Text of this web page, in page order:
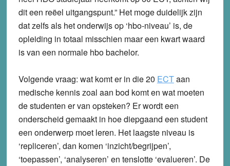
dit een reëel uitgangspunt.” Het moge duidelijk zijn
dat zelfs als het onderwijs op ‘hbo-niveau’ is, de
opleiding in totaal misschien maar een kwart waard
is van een normale hbo bachelor.
Volgende vraag: wat komt er in die 20 ECTaan
medische kennis zoal aan bod komt en wat moeten
de studenten er van opsteken? Er wordt een
onderscheid gemaakt in hoe diepgaand een student
een onderwerp moet leren. Het laagste niveau is
‘repliceren’, dan komen ‘inzicht/begrijpen’,
‘toepassen’, ‘analyseren’ en tenslotte ‘evalueren’. De